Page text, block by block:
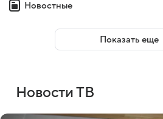
Новостные
Показать еще
Новости ТВ